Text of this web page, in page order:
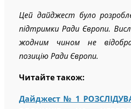
Цей дайджест було
підтримки Ради Європи.
жодним чином не
позицію Ради Європи.
Читайте також:
Дайджест № 1